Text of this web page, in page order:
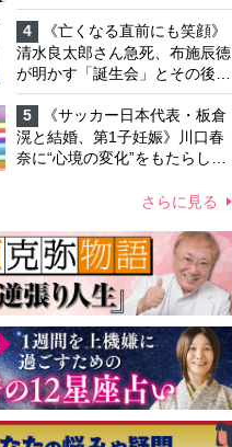
演、本格的な活動再開に向かっ
ていたが…周囲が懸念していた
「不安定なところ」
4
《亡くなる直前にも笑顔》
清水良太郎さん急死、布施辰徳
が明かす「誕生会」とその後の
メッセージ
5
《サッカー日本代表・板倉
滉と結婚、第1子妊娠》川口春
奈に“心境の変化”をもたらした
って「がんに蝕まれる母」を演
さらに見る